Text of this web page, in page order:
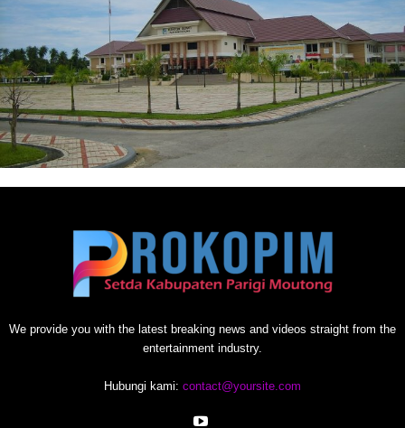
We provide you with the latest breaking news and videos straight from the
entertainment industry.
Hubungi kami: contact@yoursite.com